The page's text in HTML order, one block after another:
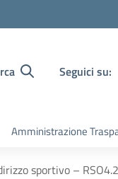
Seguici su:
Amministrazione
sportivo –